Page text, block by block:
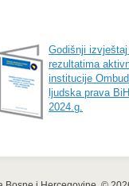
Godišnji
rezultatima
institucije
ljudska prava
2024.g.